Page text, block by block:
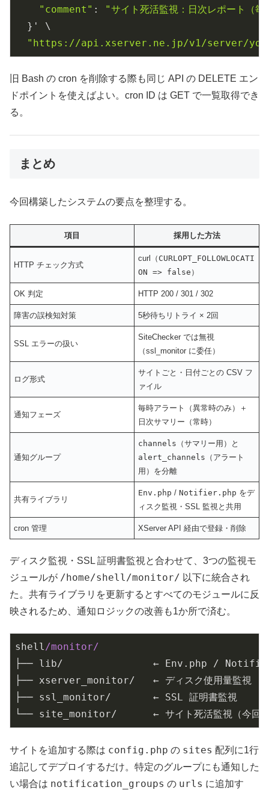
"comment" :
"サイト死活監視：日次レポート（
  }' \
"https://api.xserver.ne.jp/v1/server/
旧 Bash の cron を削除する際も同じ API の DELETE エン
ドポイントを使えばよい。cron ID は GET で一覧取得でき
る。
まとめ
今回構築したシステムの要点を整理する。
項目 採用した方法
HTTP チェック方式
curl（ CURLOPT_FOLLOWLOCATI
ON => false ）
OK 判定 HTTP 200 / 301 / 302
障害の誤検知対策 5秒待ちリトライ × 2回
SSL エラーの扱い
SiteChecker では無視
（ssl_monitor に委任）
ログ形式
サイトごと・日付ごとの CSV フ
ァイル
通知フェーズ
毎時アラート（異常時のみ）＋
日次サマリー（常時）
通知グループ
channels （サマリー用）と
alert_channels （アラート
用）を分離
共有ライブラリ
Env.php /Notifier.php をデ
ィスク監視・SSL 監視と共用
cron 管理 XServer API 経由で登録・削除
ディスク監視・SSL 証明書監視と合わせて、3つの監視モ
ジュールが /home/shell/monitor/ 以下に統合され
た。共有ライブラリを更新するとすべてのモジュールに反
映されるため、通知ロジックの改善も1か所で済む。
shell/monitor/
├── lib/               ← Env.php /
├── xserver_monitor/   ← ディスク使用量監視
├── ssl_monitor/       ← SSL 証明書監視
└── site_monitor/      ← サイト死活監視（今回
サイトを追加する際は config.php の sites 配列に1行
追記してデプロイするだけ。特定のグループにも通知した
い場合は notification_groups の urls に追加す